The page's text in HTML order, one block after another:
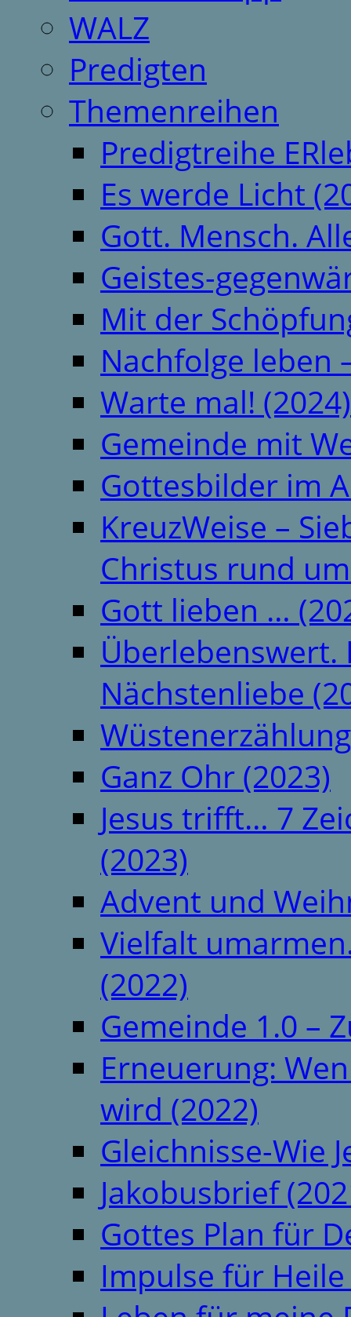
WALZ
Predigten
Themenreihen
Predigtreihe
Es werde Licht
Gott. Mensch.
Geistes-
Mit der
Nachfolge leben
Warte mal! (2024)
Gemeinde mit
Gottesbilder im
KreuzWeise –
Christus rund
Gott lieben …
Überlebenswert.
Nächstenliebe
Ganz Ohr (2023)
Jesus trifft… 7
(2023)
Advent und
Vielfalt
(2022)
Gemeinde 1.0 –
Erneuerung:
wird (2022)
Gleichnisse-Wie
Jakobusbrief
Gottes Plan für
Impulse für